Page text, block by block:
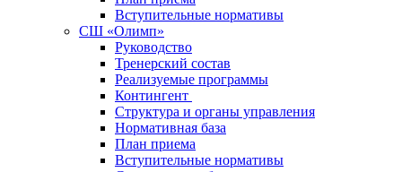
Вступительные нормативы
СШ «Олимп»
Руководство
Тренерский состав
Реализуемые программы
Контингент
Структура и органы управления
Нормативная база
План приема
Вступительные нормативы